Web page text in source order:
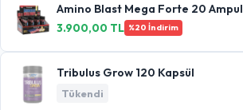
Amino Blast Mega Forte 20 Ampul
3.900,00 TL %20 İndirim
Tribulus Grow 120 Kapsül
Tükendi